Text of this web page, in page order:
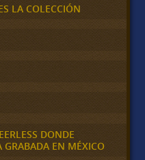
LA COLECCIÓN
DONDE
EN MÉXICO